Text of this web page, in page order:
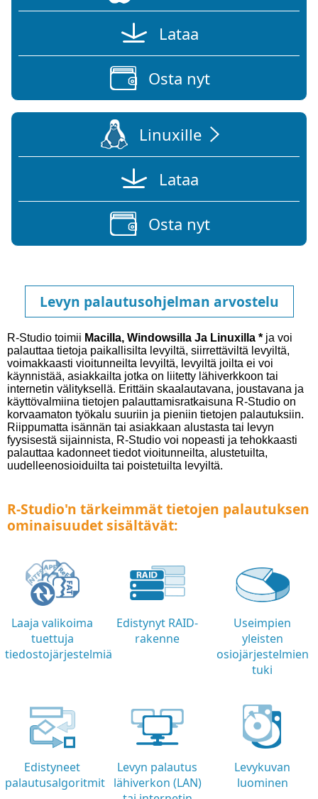
Lataa
Osta nyt
Linuxille
Lataa
Osta nyt
Levyn palautusohjelman arvostelu
R-Studio toimii Macilla, Windowsilla Ja Linuxilla * ja voi
palauttaa tietoja paikallisilta levyiltä, siirrettäviltä levyiltä,
voimakkaasti vioitunneilta levyiltä, levyiltä joilta ei voi
käynnistää, asiakkailta jotka on liitetty lähiverkkoon tai
internetin välityksellä. Erittäin skaalautavana, joustavana ja
käyttövalmiina tietojen palauttamisratkaisuna R-Studio on
korvaamaton työkalu suuriin ja pieniin tietojen palautuksiin.
Riippumatta isännän tai asiakkaan alustasta tai levyn
fyysisestä sijainnista, R-Studio voi nopeasti ja tehokkaasti
palauttaa kadonneet tiedot vioitunneilta, alustetuilta,
uudelleenosioiduilta tai poistetuilta levyiltä.
R-Studio'n tärkeimmät tietojen palautuksen
ominaisuudet sisältävät:
Laaja valikoima
tuettuja
tiedostojärjestelmiä
Edistynyt RAID-
rakenne
Useimpien
yleisten
osiojärjestelmien
tuki
Edistyneet
palautusalgoritmit
Levyn palautus
lähiverkon (LAN)
Levykuvan
luominen